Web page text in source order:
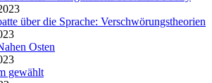
über die Sprache: Verschwörungstheorien
Osten
gewählt